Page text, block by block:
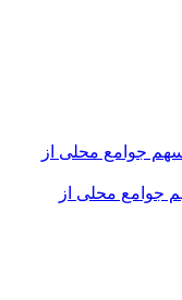
جوامع محلی از